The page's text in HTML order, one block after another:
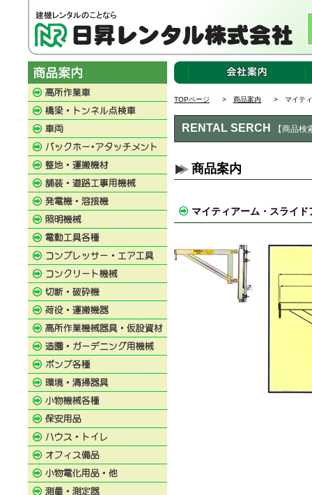
TOPページ > 商品案内 > マイティ
RENTAL SERCH 【商品検
商品案内
マイティアーム・スライド